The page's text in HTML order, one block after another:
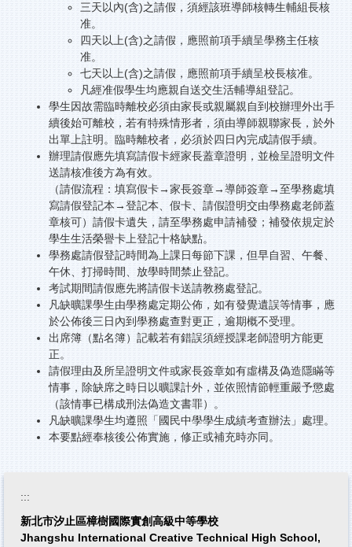
三天以內(含)之請假，須經該班導師核轉生輔組長核
准。
四天以上(含)之請假，應照前項手續呈學務主任核
准。
七天以上(含)之請假，應照前項手續呈校長核准。
凡經准假學生均應親自送交生活輔導組登記。
學生因故需臨時離校必須由家長或親屬親自到校辦理外出手
續後始可離校，若有特殊情形者，須由導師親聯家長，於外
出單上註明。臨時離校者，必須於四日內完成請假手續。
辦理請假應先填寫請假卡經家長蓋章證明，並檢呈證明文件
送請核准後方為有效。
（請假流程：填寫假卡→ 家長簽章→ 導師簽章→ 至學務處填
寫請假登記本 → 登記本、假卡、請假證明交由學務處老師蓋
章核可）請假卡遺失，請至學務處申請補發；補發依規定於
學生生活榮譽卡上登記十格缺點。
學務處請假登記時間為上課日每節下課，但早自習、午餐、
午休、打掃時間、放學時間禁止登記。
考試期間請假應先將請假卡送請教務處登記。
凡缺曠課學生由學務處定期公佈，如有發覺遺誤等情事，應
於公佈後三日內到學務處查對更正，逾期概不受理。
出席簿（點名簿）記載若有錯誤須經授課老師證明方能更
正。
請假理由及所呈證明文件或家長簽章如有虛構及偽造隱瞞等
情事，除缺席之時日以曠課計外，並依照情節輕重嚴予懲處
（該情事已構成刑法偽造文書罪）。
凡缺曠課學生均遵照「國民中學學生成績考查辦法」處理。
本要點經奉核後公佈實施，修正或補充時亦同。
:::
新北市汐止區樟樹國際實創高級中等學校
Jhangshu International Creative Technical High School,